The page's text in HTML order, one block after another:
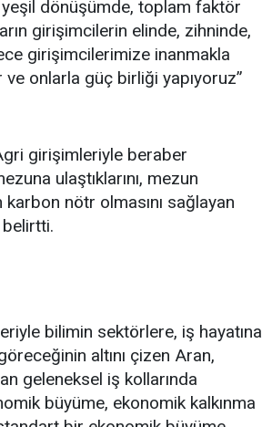
dönüşümde, toplam faktör
girişimcilerin elinde, zihninde,
girişimcilerimize inanmakla
onlarla güç birliği yapıyoruz”
girişimleriyle beraber
ulaştıklarını, mezun
karbon nötr olmasını sağlayan
bilimin sektörlere, iş hayatına
altını çizen Aran,
geleneksel iş kollarında
büyüme, ekonomik kalkınma